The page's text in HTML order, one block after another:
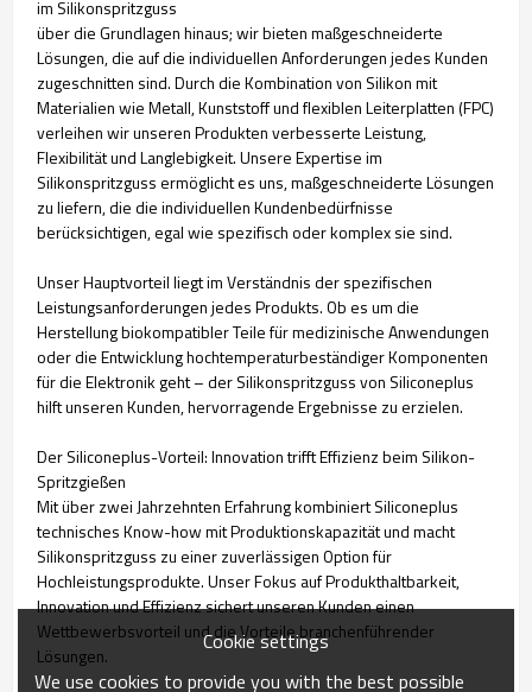
im Silikonspritzguss
über die Grundlagen hinaus; wir bieten maßgeschneiderte
Lösungen, die auf die individuellen Anforderungen jedes Kunden
zugeschnitten sind. Durch die Kombination von Silikon mit
Materialien wie Metall, Kunststoff und flexiblen Leiterplatten (FPC)
verleihen wir unseren Produkten verbesserte Leistung,
Flexibilität und Langlebigkeit. Unsere Expertise im
Silikonspritzguss ermöglicht es uns, maßgeschneiderte Lösungen
zu liefern, die die individuellen Kundenbedürfnisse
berücksichtigen, egal wie spezifisch oder komplex sie sind.
Unser Hauptvorteil liegt im Verständnis der spezifischen
Leistungsanforderungen jedes Produkts. Ob es um die
Herstellung biokompatibler Teile für medizinische Anwendungen
oder die Entwicklung hochtemperaturbeständiger Komponenten
für die Elektronik geht – der Silikonspritzguss von Siliconeplus
hilft unseren Kunden, hervorragende Ergebnisse zu erzielen.
Der Siliconeplus-Vorteil: Innovation trifft Effizienz beim Silikon-
Spritzgießen
Mit über zwei Jahrzehnten Erfahrung kombiniert Siliconeplus
technisches Know-how mit Produktionskapazität und macht
Silikonspritzguss zu einer zuverlässigen Option für
Hochleistungsprodukte. Unser Fokus auf Produkthaltbarkeit,
Innovation und Effizienz sichert unseren Kunden einen
Wettbewerbsvorteil und die Vorteile branchenführender
Lösungen.
Cookie settings
We use cookies to provide you with the best possible